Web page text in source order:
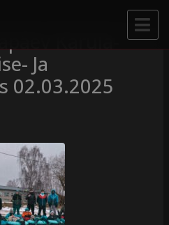
Karula-
Ja
02.03.2025